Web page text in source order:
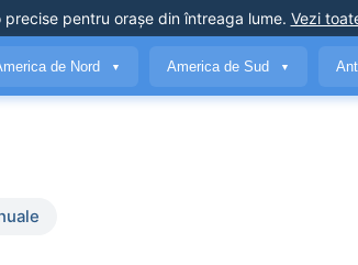
precisepentru orașe din întreaga lume. Vezi
de Nord ▼ America de Sud ▼